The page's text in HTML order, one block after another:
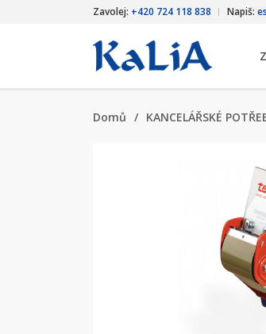
Zavolej: +420 724 118 838 Napiš:
Domů / KANCELÁŘSKÉ